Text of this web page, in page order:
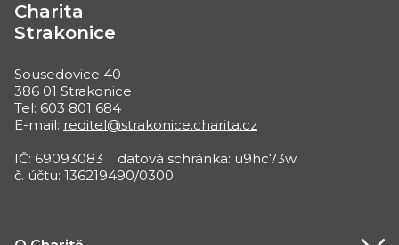
Charita
Strakonice
Sousedovice 40
386 01 Strakonice
Tel: 603 801 684
E-mail: reditel@strakonice.charita.cz
IČ: 69093083 datová schránka: u9hc73w
č. účtu: 136219490/0300